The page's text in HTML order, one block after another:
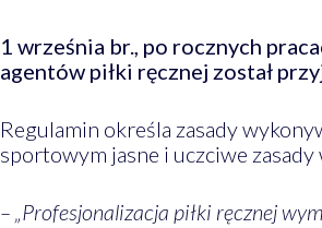
1 września br., po rocznych
agentów piłki ręcznej został
Regulamin określa zasady
sportowym jasne i uczciwe
– „Profesjonalizacja piłki ręcznej